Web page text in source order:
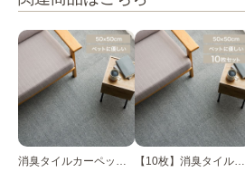
消臭タイルカーペット
【10枚】消臭タイルカ